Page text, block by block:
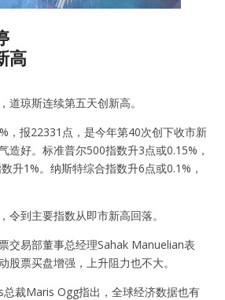
高
道琼斯连续第五天创新高。
，报22331点，是今年第40次创下收市新
造好。标准普尔500指数升3点或0.15%，
升1%。纳斯特综合指数升6点或0.1%，
令到主要指数从即市新高回落。
交易部董事总经理Sahak Manuelian表
股票买盘增强，上升阻力也不大。
裁Maris Ogg指出，全球经济数据也有